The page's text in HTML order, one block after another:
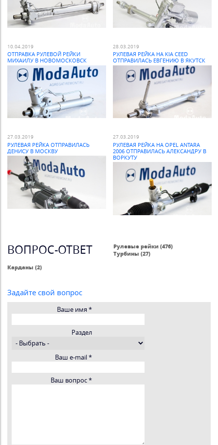
10.04.2019
ОТПРАВКА РУЛЕВОЙ РЕЙКИ
МИХАИЛУ В НОВОМОСКОВСК
28.03.2019
РУЛЕВАЯ РЕЙКА НА KIA CEED
ОТПРАВИЛАСЬ ЕВГЕНИЮ В ЯКУТСК
27.03.2019
РУЛЕВАЯ РЕЙКА ОТПРАВИЛАСЬ
ДЕНИСУ В МОСКВУ
27.03.2019
РУЛЕВАЯ РЕЙКА НА OPEL ANTARA
2006 ОТПРАВИЛАСЬ АЛЕКСАНДРУ В
ВОРКУТУ
ВОПРОС-ОТВЕТ
Рулевые рейки (476)
Турбины (27)
Карданы (2)
Задайте свой вопрос
Ваше имя *
Раздел
Ваш e-mail*
Ваш вопрос*